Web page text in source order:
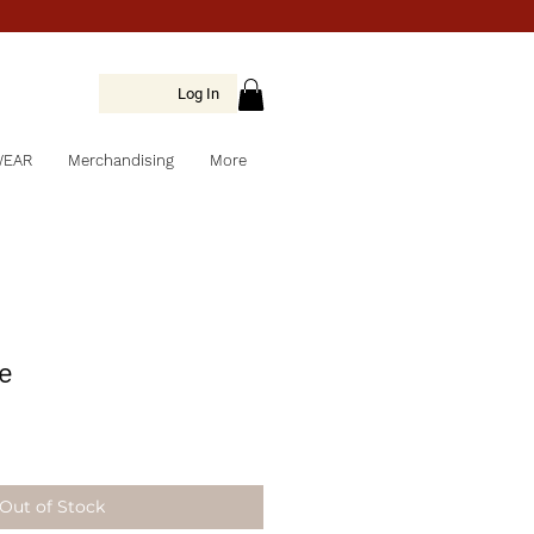
Log In
Merchandising More
Out of Stock